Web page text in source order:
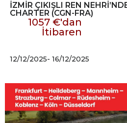
İZMİR ÇIKIŞLI REN
CHARTER (CGN-FRA)
1057 €'dan
İtibaren
12/12/2025- 16/12/2025